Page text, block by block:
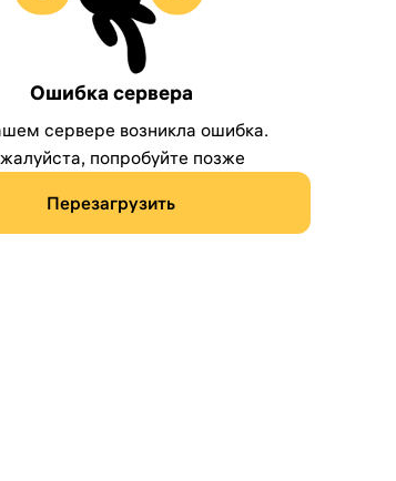
Ошибка сервера
сервере возникла ошибка.
попробуйте позже
Перезагрузить